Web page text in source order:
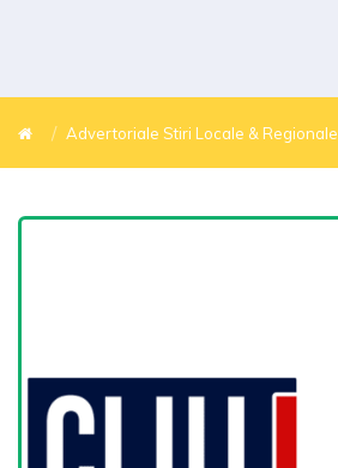
Advertoriale Stiri Locale & Regionale